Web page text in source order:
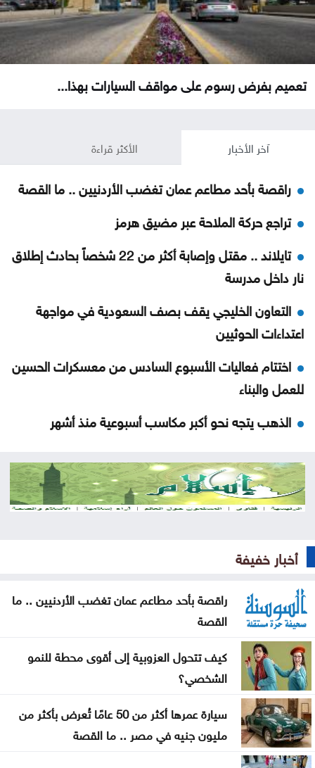
تعميم بفرض رسوم على مواقف السيارات بهذا...
آخر الأخبار الأكثر قراءة
راقصة بأحد مطاعم عمان تغضب الأردنيين .. ما القصة
تراجع حركة الملاحة عبر مضيق هرمز
تايلاند .. مقتل وإصابة أكثر من 22 شخصاً بحادث إطلاق
نار داخل مدرسة
التعاون الخليجي يقف بصف السعودية في مواجهة
اعتداءات الحوثيين
اختتام فعاليات الأسبوع السادس من معسكرات الحسين
للعمل والبناء
الذهب يتجه نحو أكبر مكاسب أسبوعية منذ أشهر
وكفر عقب
المغرب يتعاون لإعادة القُصّر المغاربة الموجودين لدى
ارتفاع الدولار مقابل الين واليورو الجمعة
أسعار النفط تواصل ارتفاعها الجمعة
طقس صيفي عادي اليوم وارتفاع الأحد والاثنين
بعد أقوى صعود منذ فبراير .. إلى أين تتجه أسعار
الذهب؟
تهنئة لــ الدكتور القاضي بسام التلاهين
بعد موسم التخريج .. هل أصبحت الشهادة الجامعية
أخبار خفيفة
راقصة بأحد مطاعم عمان تغضب الأردنيين .. ما
القصة
كيف تتحول العزوبية إلى أقوى محطة للنمو
الشخصي؟
سيارة عمرها أكثر من 50 عامًا تُعرض بأكثر من
مليون جنيه في مصر .. ما القصة